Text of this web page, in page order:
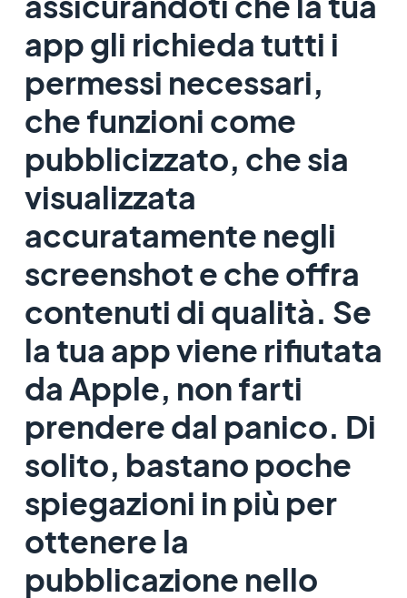
app gli richieda tutti i
permessi necessari,
che funzioni come
pubblicizzato, che sia
visualizzata
accuratamente negli
screenshot e che offra
contenuti di qualità. Se
la tua app viene rifiutata
da Apple, non farti
prendere dal panico. Di
solito, bastano poche
spiegazioni in più per
ottenere la
pubblicazione nello